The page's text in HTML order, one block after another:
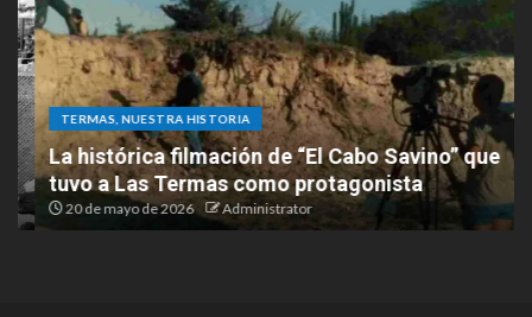
TERMAS, NUESTRA HISTORIA
La histórica filmación de “El Cabo Savino” que
tuvo a Las Termas como protagonista
20 de mayo de 2026 Administrator